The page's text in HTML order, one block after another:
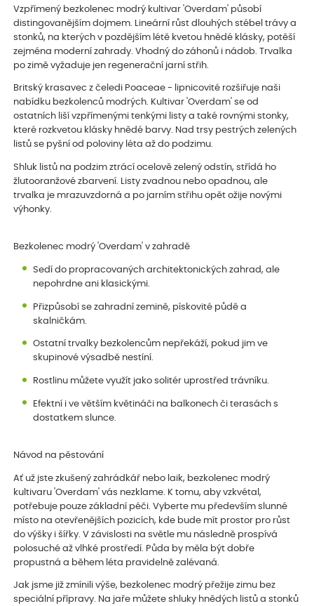
Vzpřímený bezkolenec modrý kultivar 'Overdam' působí
distingovanějším dojmem. Lineární růst dlouhých stébel trávy a
stonků, na kterých v pozdějším létě kvetou hnědé klásky, potěší
zejména moderní zahrady. Vhodný do záhonů i nádob. Trvalka
po zimě vyžaduje jen regenerační jarní střih.
Britský krasavec z čeledi Poaceae - lipnicovité rozšiřuje naši
nabídku bezkolenců modrých. Kultivar 'Overdam' se od
ostatních liší vzpřímenými tenkými listy a také rovnými stonky,
které rozkvetou klásky hnědé barvy. Nad trsy pestrých zelených
listů se pyšní od poloviny léta až do podzimu.
Shluk listů na podzim ztrácí ocelově zelený odstín, střídá ho
žlutooranžové zbarvení. Listy zvadnou nebo opadnou, ale
trvalka je mrazuvzdorná a po jarním střihu opět ožije novými
výhonky.
Bezkolenec modrý 'Overdam' v zahradě
Sedí do propracovaných architektonických zahrad, ale
nepohrdne ani klasickými.
Přizpůsobí se zahradní zemině, pískovité půdě a
skalničkám.
Ostatní trvalky bezkolencům nepřekáží, pokud jim ve
skupinové výsadbě nestíní.
Rostlinu můžete využít jako solitér uprostřed trávníku.
Efektní i ve větším květináči na balkonech či terasách s
dostatkem slunce.
Návod na pěstování
Ať už jste zkušený zahrádkář nebo laik, bezkolenec modrý
kultivaru 'Overdam' vás nezklame. K tomu, aby vzkvétal,
potřebuje pouze základní péči. Vyberte mu především slunné
místo na otevřenějších pozicích, kde bude mít prostor pro růst
do výšky i šířky. V závislosti na světle mu následně prospívá
polosuché až vlhké prostředí. Půda by měla být dobře
propustná a během léta pravidelně zalévaná.
Jak jsme již zmínili výše, bezkolenec modrý přežije zimu bez
speciální přípravy. Na jaře můžete shluky hnědých listů a stonků